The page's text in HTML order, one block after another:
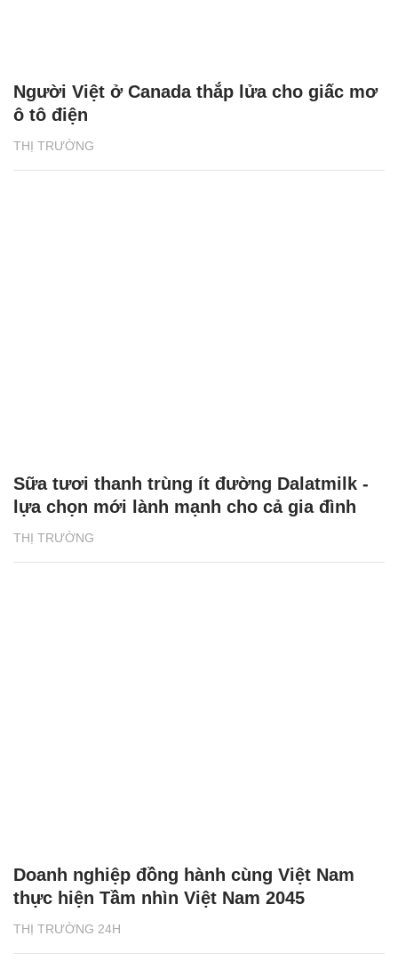
THỊ TRƯỜNG
Người Việt ở Canada thắp lửa cho giấc mơ
ô tô điện
THỊ TRƯỜNG
Sữa tươi thanh trùng ít đường Dalatmilk -
lựa chọn mới lành mạnh cho cả gia đình
THỊ TRƯỜNG 24H
Doanh nghiệp đồng hành cùng Việt Nam
thực hiện Tầm nhìn Việt Nam 2045